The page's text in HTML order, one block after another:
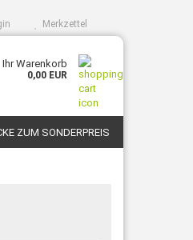
Merkzettel
Ihr Warenkorb
0,00 EUR
ZUM SONDERPREIS